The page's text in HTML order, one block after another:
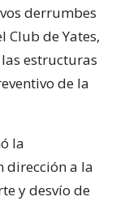
derrumbes
de Yates,
estructuras
de la
la
dirección a la
y desvío de